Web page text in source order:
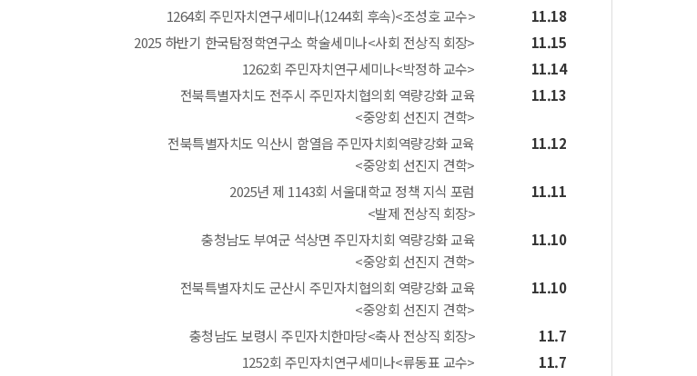
11.18
1264회 주민자치연구세미나(1244회 후속)<조성호 교수>
11.15
2025 하반기 한국탐정학연구소 학술세미나<사회 전상직 회장>
11.14
1262회 주민자치연구세미나<박정하 교수>
11.13
전북특별자치도 전주시 주민자치협의회 역량강화 교육
<중앙회 선진지 견학>
11.12
전북특별자치도 익산시 함열읍 주민자치회역량강화 교육
<중앙회 선진지 견학>
11.11
2025년 제 1143회 서울대학교 정책 지식 포럼
<발제 전상직 회장>
11.10
충청남도 부여군 석상면 주민자치회 역량강화 교육
<중앙회 선진지 견학>
11.10
전북특별자치도 군산시 주민자치협의회 역량강화 교육
<중앙회 선진지 견학>
11.7
충청남도 보령시 주민자치한마당<축사 전상직 회장>
11.7
1252회 주민자치연구세미나<류동표 교수>